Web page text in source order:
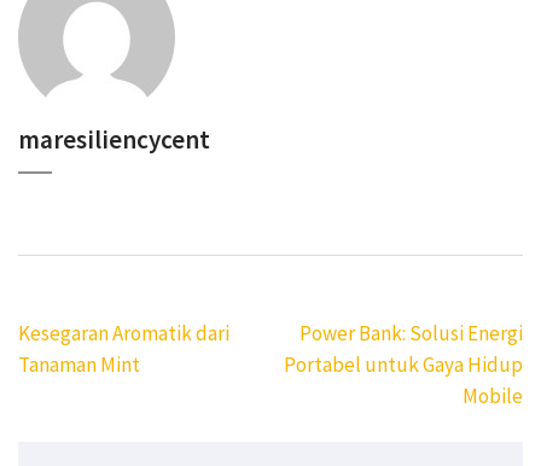
maresiliencycent
Navigasi
pos
Kesegaran Aromatik dari
Tanaman Mint
Power Bank: Solusi Energi
Portabel untuk Gaya Hidup
Mobile